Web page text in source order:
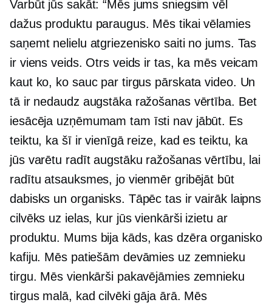
Varbūt jūs sakāt: “Mēs jums sniegsim vēl
dažus produktu paraugus. Mēs tikai vēlamies
saņemt nelielu atgriezenisko saiti no jums. Tas
ir viens veids. Otrs veids ir tas, ka mēs veicam
kaut ko, ko sauc par tirgus pārskata video. Un
tā ir nedaudz augstāka ražošanas vērtība. Bet
iesācēja uzņēmumam tam īsti nav jābūt. Es
teiktu, ka šī ir vienīgā reize, kad es teiktu, ka
jūs varētu radīt augstāku ražošanas vērtību, lai
radītu atsauksmes, jo vienmēr gribējāt būt
dabisks un organisks. Tāpēc tas ir vairāk laipns
cilvēks uz ielas, kur jūs vienkārši izietu ar
produktu. Mums bija kāds, kas dzēra organisko
kafiju. Mēs patiešām devāmies uz zemnieku
tirgu. Mēs vienkārši pakavējāmies zemnieku
tirgus malā, kad cilvēki gāja ārā. Mēs